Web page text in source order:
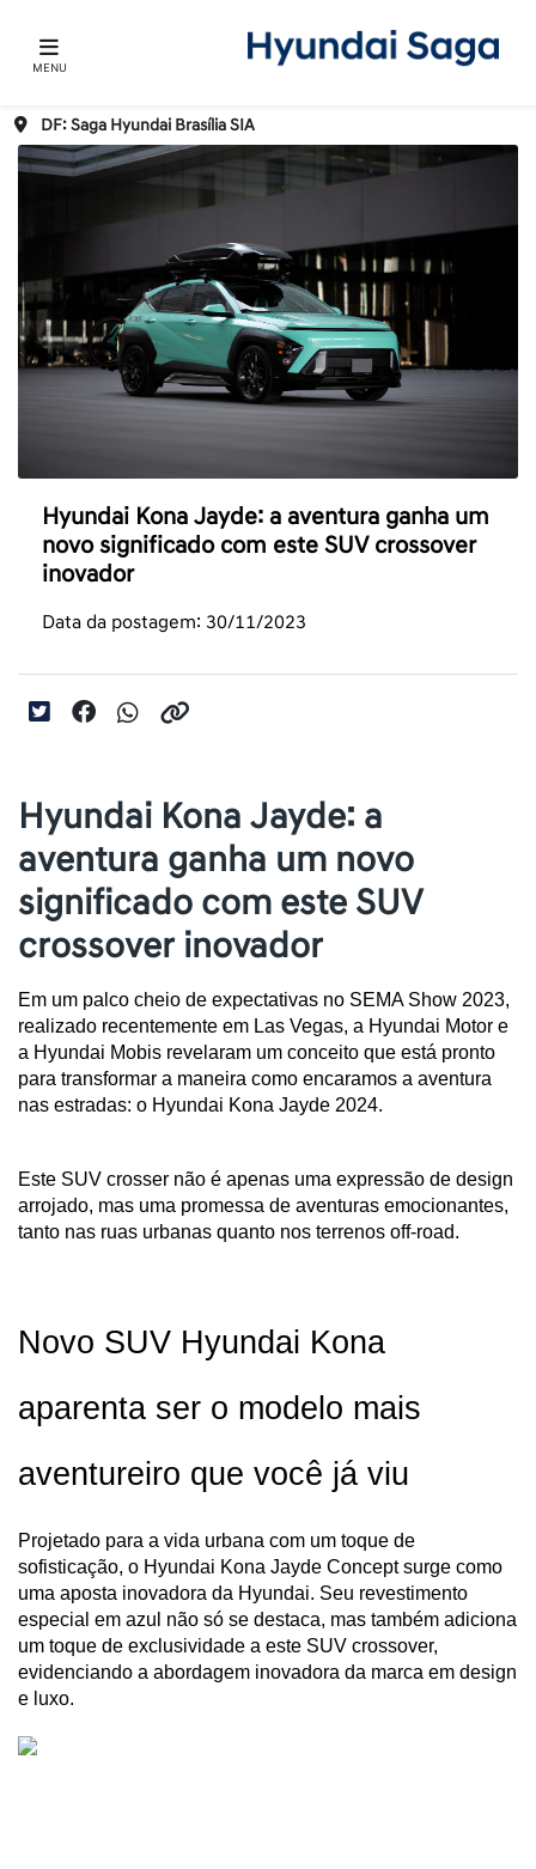
MENU
DF: Saga Hyundai Brasília SIA
Hyundai Kona Jayde: a aventura ganha um
novo significado com este SUV crossover
inovador
Data da postagem: 30/11/2023
Hyundai Kona Jayde: a
aventura ganha um novo
significado com este SUV
crossover inovador
Em um palco cheio de expectativas no SEMA Show 2023,
realizado recentemente em Las Vegas, a Hyundai Motor e
a Hyundai Mobis revelaram um conceito que está pronto
para transformar a maneira como encaramos a aventura
nas estradas: o Hyundai Kona Jayde 2024.
Este SUV crosser não é apenas uma expressão de design
arrojado, mas uma promessa de aventuras emocionantes,
tanto nas ruas urbanas quanto nos terrenos off-road.
Novo SUV Hyundai Kona
aparenta ser o modelo mais
aventureiro que você já viu
Projetado para a vida urbana com um toque de
sofisticação, o Hyundai Kona Jayde Concept surge como
uma aposta inovadora da Hyundai. Seu revestimento
especial em azul não só se destaca, mas também adiciona
um toque de exclusividade a este SUV crossover,
evidenciando a abordagem inovadora da marca em design
e luxo.